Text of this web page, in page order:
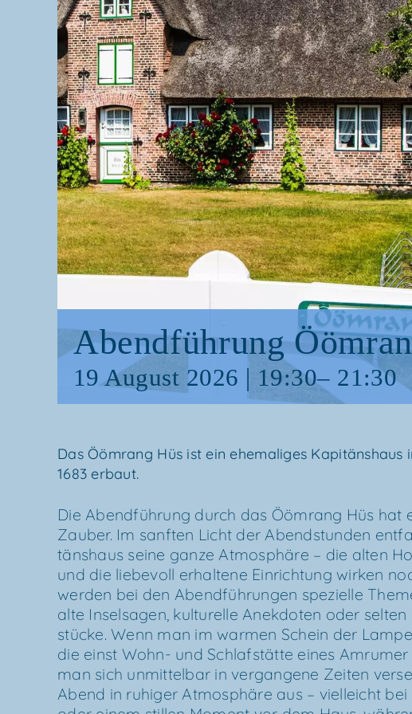
Abend­füh­rung
19 August 2026 | 19:30– 21:30
Das Ööm­rang Hüs ist ein ehe­ma­li­ges Kapi­täns­haus
1683 erbaut.
Die Abend­füh­rung durch das Ööm­rang Hüs hat
Zau­ber. Im sanf­ten Licht der Abend­stun­den
täns­haus sei­ne gan­ze Atmo­sphä­re – die alten
und die lie­be­voll erhal­te­ne Ein­rich­tung wir­ken
wer­den bei den Abend­füh­run­gen spe­zi­el­le
alte Insel­sa­gen, kul­tu­rel­le Anek­do­ten oder
stü­cke. Wenn man im war­men Schein der
die einst Wohn- und Schlaf­stät­te eines
man sich unmit­tel­bar in ver­gan­ge­ne Zei­ten
Abend in ruhi­ger Atmo­sphä­re aus – viel­leicht